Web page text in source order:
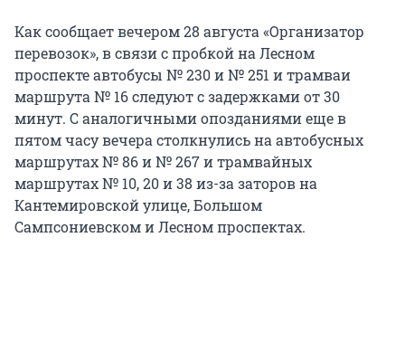
Как сообщает вечером 28 августа «Организатор
перевозок», в связи с пробкой на Лесном
проспекте автобусы № 230 и № 251 и трамваи
маршрута № 16 следуют с задержками от 30
минут. С аналогичными опозданиями еще в
пятом часу вечера столкнулись на автобусных
маршрутах № 86 и № 267 и трамвайных
маршрутах № 10, 20 и 38 из-за заторов на
Кантемировской улице, Большом
Сампсониевском и Лесном проспектах.